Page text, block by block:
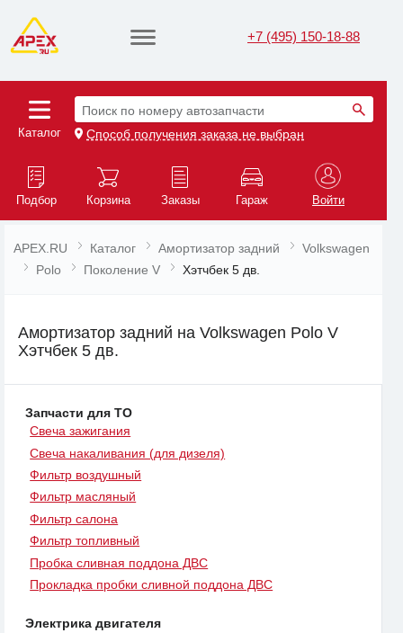
+7 (495) 150-18-88
Каталог
Поиск по номеру автозапчасти
Способ получения заказа не выбран
Подбор Корзина Заказы Гараж Войти
APEX.RU Каталог Амортизатор задний
Volkswagen
Polo
Поколение V Хэтчбек 5 дв.
Амортизатор задний на Volkswagen Polo V
Хэтчбек 5 дв.
Запчасти для ТО
Свеча зажигания
Свеча накаливания (для дизеля)
Фильтр воздушный
Фильтр масляный
Фильтр салона
Фильтр топливный
Пробка сливная поддона ДВС
Прокладка пробки сливной поддона ДВС
Электрика двигателя